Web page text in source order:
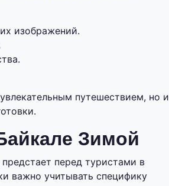
изображений.
путешествием, но и
Зимой
перед туристами в
важно учитывать специфику